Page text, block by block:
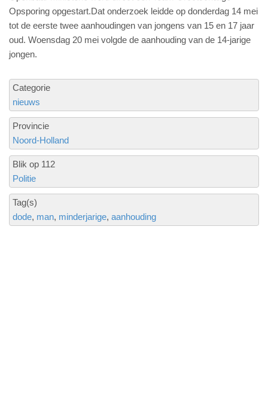
Opsporing opgestart.Dat onderzoek leidde op donderdag 14 mei
tot de eerste twee aanhoudingen van jongens van 15 en 17 jaar
oud. Woensdag 20 mei volgde de aanhouding van de 14-jarige
jongen.
Categorie
nieuws
Provincie
Noord-Holland
Blik op 112
Politie
Tag(s)
dode man minderjarige aanhouding